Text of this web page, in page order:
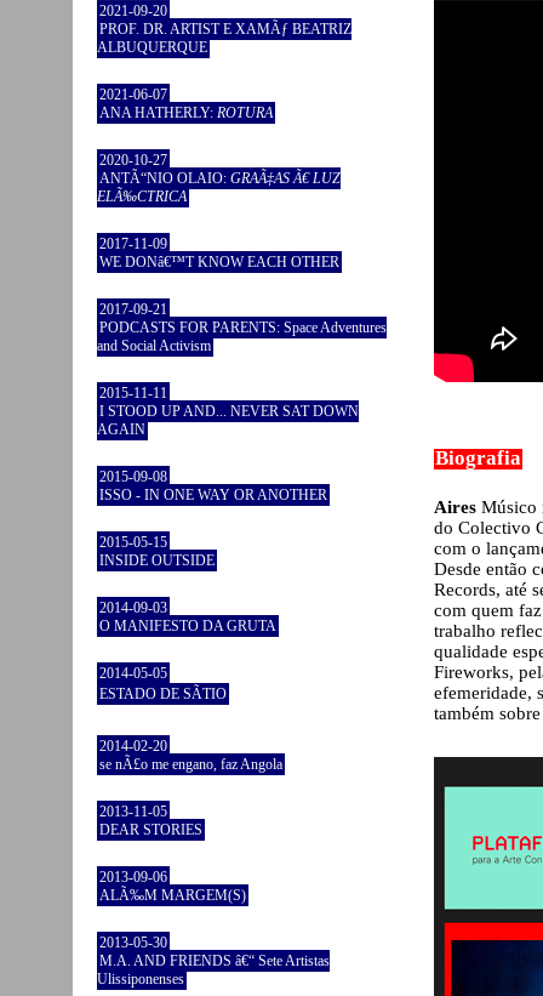
2021-09-20
PROF. DR. ARTIST E XAMÃƒ BEATRIZ
ALBUQUERQUE
2021-06-07
ANA HATHERLY: ROTURA
2020-10-27
ANTÃ“NIO OLAIO: GRAÃ‡AS Ã€ LUZ
ELÃ‰CTRICA
2017-11-09
WE DONâ€™T KNOW EACH OTHER
2017-09-21
PODCASTS FOR PARENTS: Space Adventures
and Social Activism
2015-11-11
I STOOD UP AND... NEVER SAT DOWN
AGAIN
2015-09-08
ISSO - IN ONE WAY OR ANOTHER
2015-05-15
INSIDE OUTSIDE
2014-09-03
O MANIFESTO DA GRUTA
2014-05-05
ESTADO DE SÃTIO
2014-02-20
se nÃ£o me engano, faz Angola
2013-11-05
DEAR STORIES
2013-09-06
ALÃ‰M MARGEM(S)
2013-05-30
M.A. AND FRIENDS â€“ Sete Artistas
Ulissiponenses
Biografia
Aires Músico
do Colectivo
com o
Desde então
Records, até
com quem
trabalho
qualidade
Fireworks,
efemeridade,
também